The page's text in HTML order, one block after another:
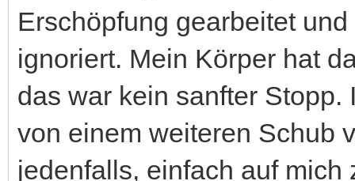
Erschöpfung gearbeitet
ignoriert. Mein Körper hat
das war kein sanfter
von einem weiteren Schub
jedenfalls, einfach auf